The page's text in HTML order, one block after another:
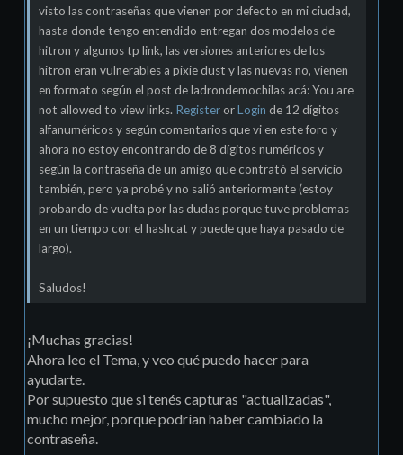
visto las contraseñas que vienen por defecto en mi ciudad,
hasta donde tengo entendido entregan dos modelos de
hitron y algunos tp link, las versiones anteriores de los
hitron eran vulnerables a pixie dust y las nuevas no, vienen
en formato según el post de ladrondemochilas acá: You are
not allowed to view links. RegisterorLogin de 12 dígitos
alfanuméricos y según comentarios que vi en este foro y
ahora no estoy encontrando de 8 dígitos numéricos y
según la contraseña de un amigo que contrató el servicio
también, pero ya probé y no salió anteriormente (estoy
probando de vuelta por las dudas porque tuve problemas
en un tiempo con el hashcat y puede que haya pasado de
largo).
Saludos!
¡Muchas gracias!
Ahora leo el Tema, y veo qué puedo hacer para
ayudarte.
Por supuesto que si tenés capturas "actualizadas",
mucho mejor, porque podrían haber cambiado la
contraseña.